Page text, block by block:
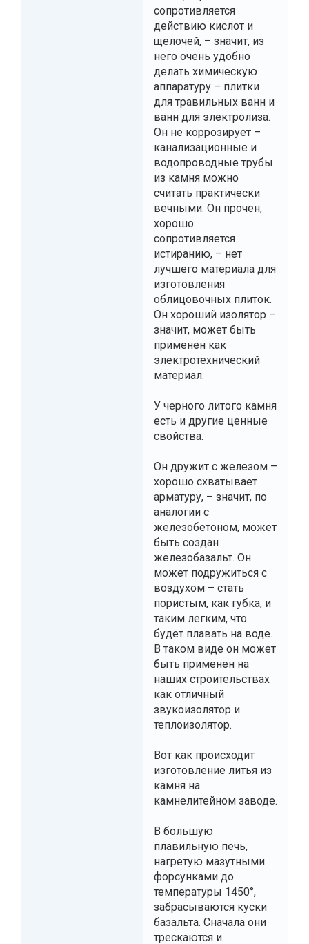
сопротивляется
действию кислот и
щелочей, – значит, из
него очень удобно
делать химическую
аппаратуру – плитки
для травильных ванн и
ванн для электролиза.
Он не коррозирует –
канализационные и
водопроводные трубы
из камня можно
считать практически
вечными. Он прочен,
хорошо
сопротивляется
истиранию, – нет
лучшего материала для
изготовления
облицовочных плиток.
Он хороший изолятор –
значит, может быть
применен как
электротехнический
материал.
У черного литого камня
есть и другие ценные
свойства.
Он дружит с железом –
хорошо схватывает
арматуру, – значит, по
аналогии с
железобетоном, может
быть создан
железобазальт. Он
может подружиться с
воздухом – стать
пористым, как губка, и
таким легким, что
будет плавать на воде.
В таком виде он может
быть применен на
наших строительствах
как отличный
звукоизолятор и
теплоизолятор.
Вот как происходит
изготовление литья из
камня на
камнелитейном заводе.
В большую
плавильную печь,
нагретую мазутными
форсунками до
температуры 1450°,
забрасываются куски
базальта. Сначала они
трескаются и